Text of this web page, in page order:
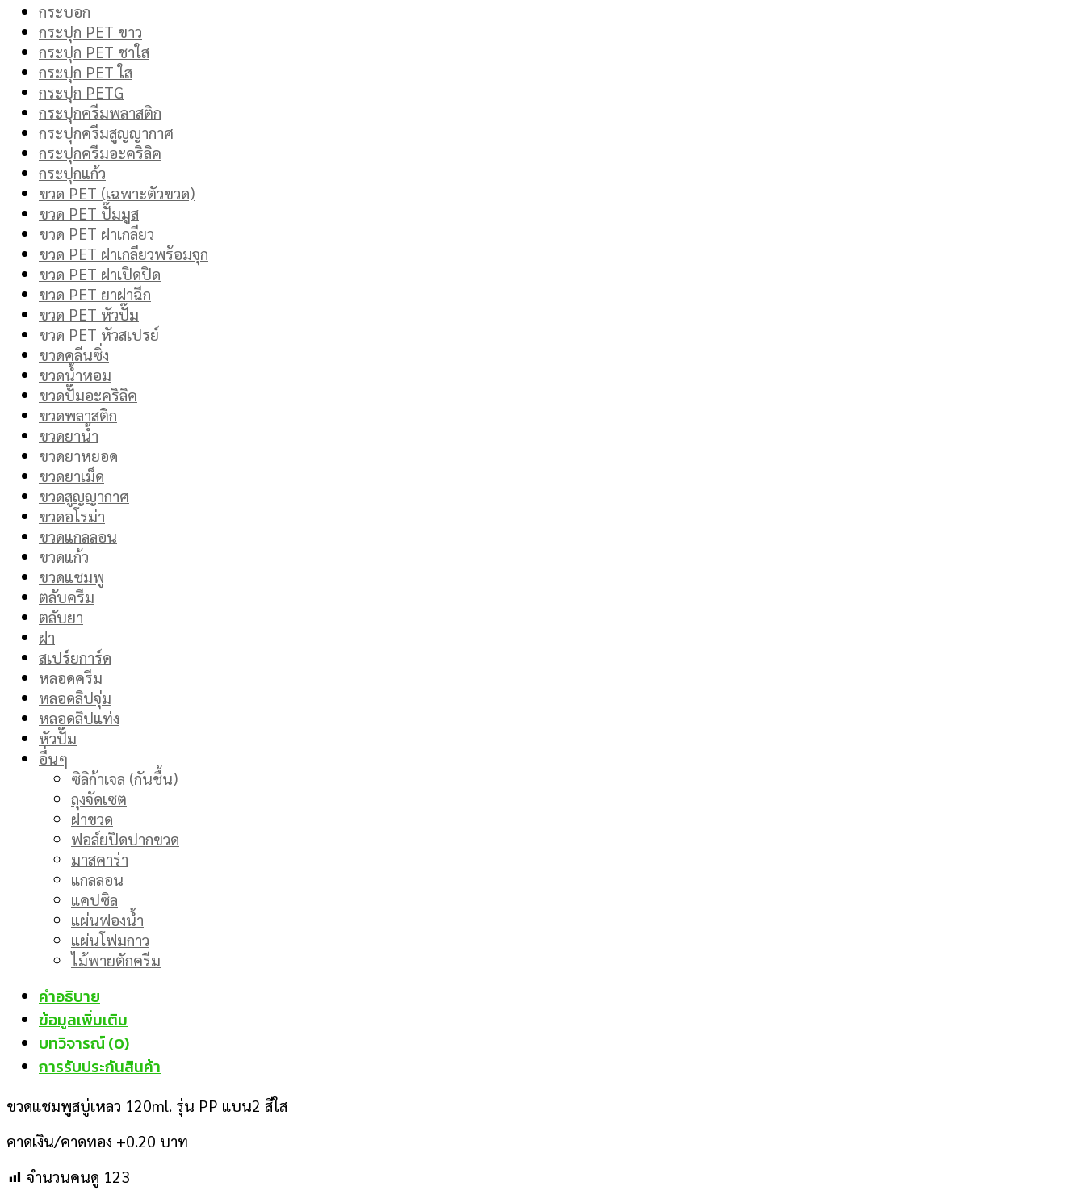
กระบอก
กระปุก PET ขาว
กระปุก PET ชาใส
กระปุก PET ใส
กระปุก PETG
กระปุกครีมพลาสติก
กระปุกครีมสูญญากาศ
กระปุกครีมอะคริลิค
กระปุกแก้ว
ขวด PET (เฉพาะตัวขวด)
ขวด PET ปั๊มมูส
ขวด PET ฝาเกลียว
ขวด PET ฝาเกลียวพร้อมจุก
ขวด PET ฝาเปิดปิด
ขวด PET ยาฝาฉีก
ขวด PET หัวปั๊ม
ขวด PET หัวสเปรย์
ขวดคลีนซิ่ง
ขวดน้ำหอม
ขวดปั๊มอะคริลิค
ขวดพลาสติก
ขวดยาน้ำ
ขวดยาหยอด
ขวดยาเม็ด
ขวดสูญญากาศ
ขวดอโรม่า
ขวดแกลลอน
ขวดแก้ว
ขวดแชมพู
ตลับครีม
ตลับยา
ฝา
สเปร์ยการ์ด
หลอดครีม
หลอดลิปจุ่ม
หลอดลิปแท่ง
หัวปั๊ม
อื่นๆ
ซิลิก้าเจล (กันชื้น)
ถุงจัดเซต
ฝาขวด
ฟอล์ยปิดปากขวด
มาสคาร่า
แกลลอน
แคปซิล
แผ่นฟองน้ำ
แผ่นโฟมกาว
ไม้พายตักครีม
คำอธิบาย
ข้อมูลเพิ่มเติม
บทวิจารณ์ (0)
การรับประกันสินค้า
ขวดแชมพูสบู่เหลว 120ml. รุ่น PP แบน2 สีใส
คาดเงิน/คาดทอง +0.20 บาท
จำนวนคนดู 123